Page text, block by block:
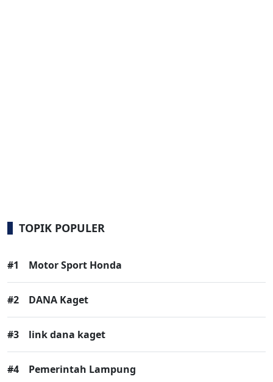
TOPIK POPULER
#1 Motor Sport Honda
#2 DANA Kaget
#3 link dana kaget
#4 Pemerintah Lampung